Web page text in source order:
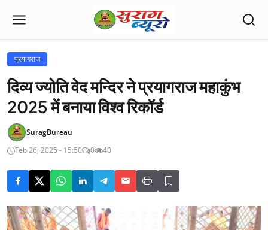
प्रयागराज
दिव्य ज्योति वेद मन्दिर ने प्रयागराज महाकुंभ
2025 में बनाया विश्व रिकॉर्ड
SuragBureau
Feb 26, 2025 - 15:50
0 40